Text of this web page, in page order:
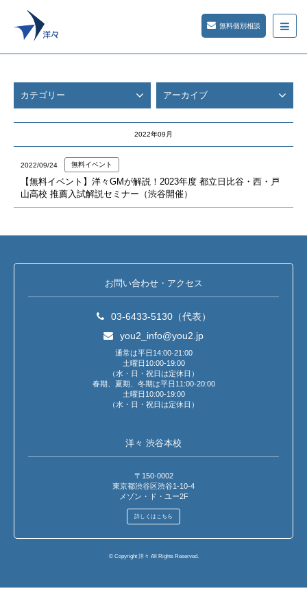
無料個別相談
カテゴリー アーカイブ
2022年09月
2022/09/24 無料イベント
【無料イベント】洋々GMが解説！2023年度 都立日比谷・西・戸
山高校 推薦入試解説セミナー（渋谷開催）
お問い合わせ・アクセス
03-6433-5130（代表）
you2_info@you2.jp
通常は平日14:00-21:00
土曜日10:00-19:00
（水・日・祝日は定休日）
春期、夏期、冬期は平日11:00-20:00
土曜日10:00-19:00
（水・日・祝日は定休日）
洋々 渋谷本校
〒150-0002
東京都渋谷区渋谷1-10-4
メゾン・ド・ユー2F
詳しくはこちら
© Copyright 洋々 All Rights Reserved.